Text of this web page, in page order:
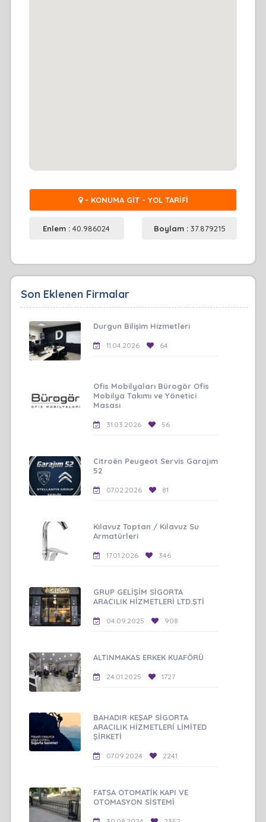
- KONUMA GİT - YOL TARİFİ
Enlem :40.986024 Boylam : 37.879215
Son Eklenen Firmalar
Durgun Bilişim Hizmetleri
11.04.2026 64
Ofis Mobilyaları Bürogör Ofis
Mobilya Takımı ve Yönetici
Masası
31.03.2026 56
Citroën Peugeot Servis Garajım
52
07.02.2026 81
Kılavuz Toptan / Kılavuz Su
Armatürleri
17.01.2026 346
GRUP GELİŞİM SİGORTA
ARACILIK HİZMETLERİ LTD.ŞTİ
04.09.2025 908
ALTINMAKAS ERKEK KUAFÖRÜ
24.01.2025 1727
BAHADIR KEŞAP SİGORTA
ARACILIK HİZMETLERİ LİMİTED
ŞİRKETİ
07.09.2024 2241
FATSA OTOMATİK KAPI VE
OTOMASYON SİSTEMİ